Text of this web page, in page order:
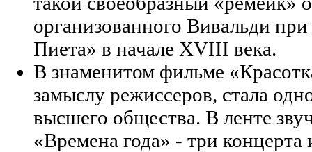
организованного Вивальди
Пиета» в начале XVIII века.
В знаменитом фильме
замыслу режиссеров, стала
высшего общества. В ленте
«Времена года» - три концерта